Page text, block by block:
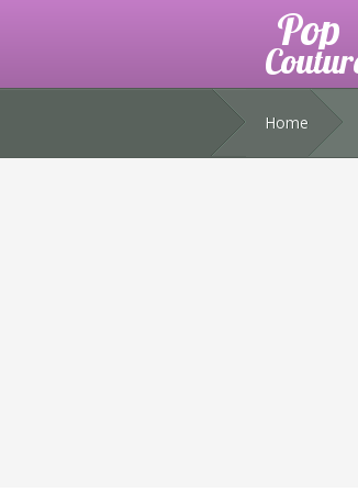
Home